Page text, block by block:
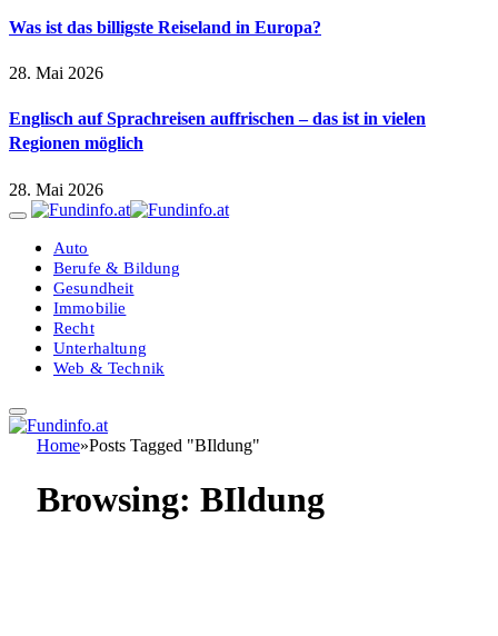
Was ist das billigste Reiseland in Europa?
28. Mai 2026
Englisch auf Sprachreisen auffrischen – das ist in vielen
Regionen möglich
28. Mai 2026
Auto
Berufe & Bildung
Gesundheit
Immobilie
Recht
Unterhaltung
Web & Technik
Home»Posts Tagged "BIldung"
Browsing: BIldung